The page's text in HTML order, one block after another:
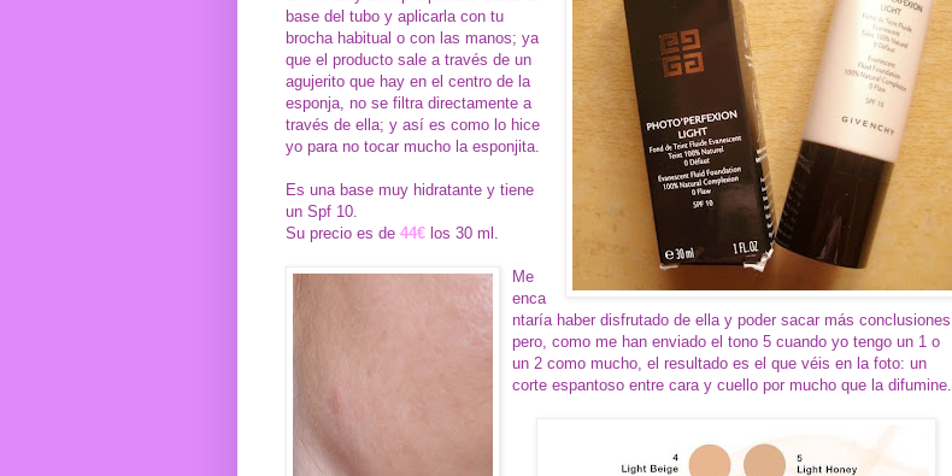
base del tubo y aplicarla con tu
brocha habitual o con las manos; ya
que el producto sale a través de un
agujerito que hay en el centro de la
esponja, no se filtra directamente a
través de ella; y así es como lo hice
yo para no tocar mucho la esponjita.
Es una base muy hidratante y tiene
un Spf 10.
Su precio es de 44€ los 30 ml.
Me
enca
ntaría haber disfrutado de ella y poder sacar más conclusiones
pero, como me han enviado el tono 5 cuando yo tengo un 1 o
un 2 como mucho, el resultado es el que véis en la foto: un
corte espantoso entre cara y cuello por mucho que la difumine.